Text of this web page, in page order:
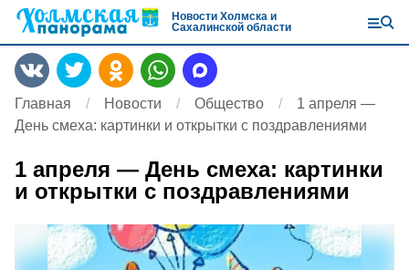
Новости Холмска и
Сахалинской области
Главная Новости Общество
1 апреля —
День смеха: картинки и открытки с поздравлениями
1 апреля — День смеха: картинки
и открытки с поздравлениями